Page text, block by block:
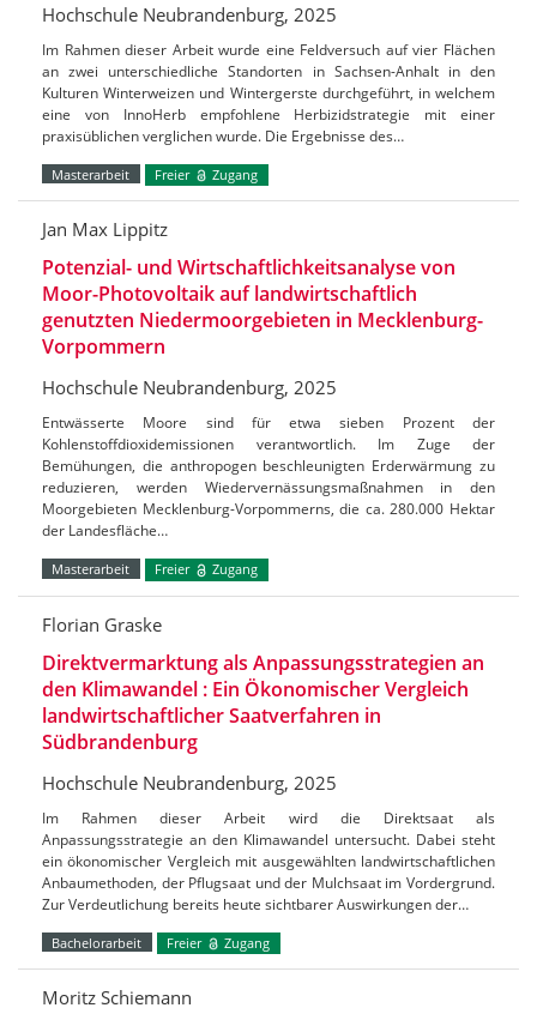
Hochschule Neubrandenburg, 2025
Im Rahmen dieser Arbeit wurde eine Feldversuch auf vier Flächen
an zwei unterschiedliche Standorten in Sachsen-Anhalt in den
Kulturen Winterweizen und Wintergerste durchgeführt, in welchem
eine von InnoHerb empfohlene Herbizidstrategie mit einer
praxisüblichen verglichen wurde. Die Ergebnisse des…
Masterarbeit Freier Zugang
Jan Max Lippitz
Potenzial- und Wirtschaftlichkeitsanalyse von
Moor-Photovoltaik auf landwirtschaftlich
genutzten Niedermoorgebieten in Mecklenburg-
Vorpommern
Hochschule Neubrandenburg, 2025
Entwässerte Moore sind für etwa sieben Prozent der
Kohlenstoffdioxidemissionen verantwortlich. Im Zuge der
Bemühungen, die anthropogen beschleunigten Erderwärmung zu
reduzieren, werden Wiedervernässungsmaßnahmen in den
Moorgebieten Mecklenburg-Vorpommerns, die ca. 280.000 Hektar
der Landesfläche…
Masterarbeit Freier Zugang
Florian Graske
Direktvermarktung als Anpassungsstrategien an
den Klimawandel : Ein Ökonomischer Vergleich
landwirtschaftlicher Saatverfahren in
Südbrandenburg
Hochschule Neubrandenburg, 2025
Im Rahmen dieser Arbeit wird die Direktsaat als
Anpassungsstrategie an den Klimawandel untersucht. Dabei steht
ein ökonomischer Vergleich mit ausgewählten landwirtschaftlichen
Anbaumethoden, der Pflugsaat und der Mulchsaat im Vordergrund.
Zur Verdeutlichung bereits heute sichtbarer Auswirkungen der…
Bachelorarbeit Freier Zugang
Moritz Schiemann